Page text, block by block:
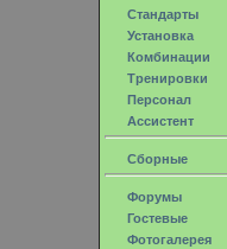
Стандарты
Установка
Комбинации
Тренировки
Персонал
Ассистент
Сборные
Форумы
Гостевые
Фотогалерея